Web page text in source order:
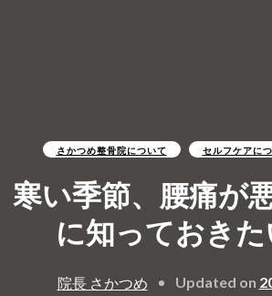
さかつめ整骨院について セルフケアに
寒い季節、腰痛が
に知っておき
院長 さかつめ Updated on